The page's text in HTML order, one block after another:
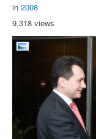
in 2008
9,318 views